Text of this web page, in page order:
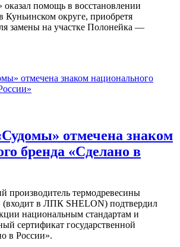
оказал помощь в восстановлении
Куньинском округе, приобретя
замены на участке Полонейка —
отмечена знаком
бренда «Сделано в
производитель термодревесины
(входит в ЛПК SHELON) подтвердил
национальным стандартам и
сертификат государственной
в России».